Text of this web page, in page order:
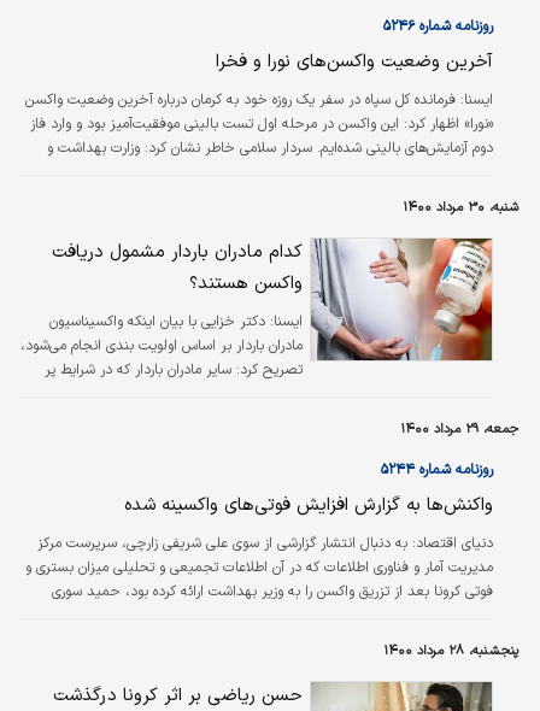
روزنامه شماره ۵۲۴۶
آخرین وضعیت واکسن‌های نورا و فخرا
ايسنا: فرمانده کل سپاه در سفر یک روزه خود به کرمان درباره آخرین وضعیت واکسن
«نورا» اظهار کرد: این واکسن در مرحله اول تست بالینی موفقیت‌آمیز بود و وارد فاز
دوم آزمایش‌های بالینی شده‌ایم. سردار سلامی خاطر نشان کرد: وزارت بهداشت و
تولید واکسن را با یک دقت خاص و ویژه زیر نظر دارند و تولید واکسن مراحل
طبیعی خود را طی می‌کند که ان‌شاءالله ظرف چند ماه آینده واکسن به مرحله نهایی
می‌رسد. از سوی دیگر به گزارش خبرگزاری فارس، امیر حاتمی،…
شنبه، ۳۰ مرداد ۱۴۰۰
کدام مادران باردار مشمول دریافت
واکسن هستند؟
ايسنا: دکتر خزایی با بیان اینکه واکسیناسیون
مادران باردار بر اساس اولویت بندی انجام می‌شود،
تصریح کرد: سایر مادران باردار که در شرایط پر
جمعه، ۲۹ مرداد ۱۴۰۰
روزنامه شماره ۵۲۴۴
واکنش‌ها به گزارش افزایش فوتی‌های واکسینه شده
دنیای اقتصاد: به دنبال انتشار گزارشی از سوی علی شریفی زارچی، سرپرست مرکز
مدیریت آمار و فناوری اطلاعات که در آن اطلاعات تجمیعی و تحلیلی میزان بستری و
فوتی کرونا بعد از تزریق واکسن را به وزیر بهداشت ارائه کرده بود، حمید سوری
تحلیل درست داده‌های تحقیقات منتشر شده پیرامون کرونا، در نامه‌ای خطاب به
وزیر بهداشت علت نادرست بودن این اطلاعات را متذکر شد. به گزارش فرارو، او در
پاسخ خود به این گزارش تاکید کرد که تاریخ شروع ثبت…
پنجشنبه، ۲۸ مرداد ۱۴۰۰
حسن ریاضی بر اثر کرونا درگذشت